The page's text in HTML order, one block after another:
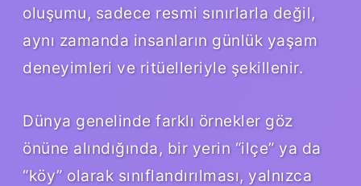
oluşumu, sadece resmi sınırlarla değil,
aynı zamanda insanların günlük yaşam
deneyimleri ve ritüelleriyle şekillenir.
Dünya genelinde farklı örnekler göz
önüne alındığında, bir yerin “ilçe” ya da
“köy” olarak sınıflandırılması, yalnızca